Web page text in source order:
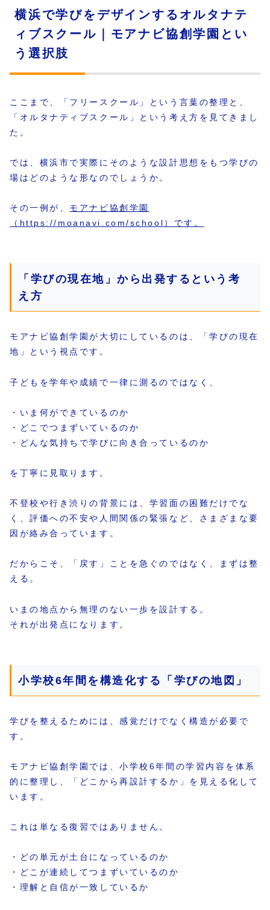
横浜で学びをデザインするオルタナテ
ィブスクール｜モアナビ協創学園とい
う選択肢
ここまで、「フリースクール」という言葉の整理と、
「オルタナティブスクール」という考え方を見てきまし
た。
では、横浜市で実際にそのような設計思想をもつ学びの
場はどのような形なのでしょうか。
その一例が、 モアナビ協創学園
（https://moanavi.com/school）です。
「学びの現在地」から出発するという考
え方
モアナビ協創学園が大切にしているのは、「学びの現在
地」という視点です。
子どもを学年や成績で一律に測るのではなく、
・いま何ができているのか
・どこでつまずいているのか
・どんな気持ちで学びに向き合っているのか
を丁寧に見取ります。
不登校や行き渋りの背景には、学習面の困難だけでな
く、評価への不安や人間関係の緊張など、さまざまな要
因が絡み合っています。
だからこそ、「戻す」ことを急ぐのではなく、まずは整
える。
いまの地点から無理のない一歩を設計する。
それが出発点になります。
小学校6年間を構造化する「学びの地図」
学びを整えるためには、感覚だけでなく構造が必要で
す。
モアナビ協創学園では、小学校6年間の学習内容を体系
的に整理し、「どこから再設計するか」を見える化して
います。
これは単なる復習ではありません。
・どの単元が土台になっているのか
・どこが連続してつまずいているのか
・理解と自信が一致しているか